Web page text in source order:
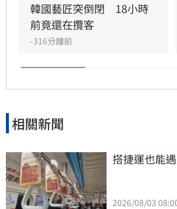
租約僅到明日(11日)。現已接獲2
韓國藝匠突倒閉　18小時
前竟還在攬客
-316分鐘前
相關新聞
搭捷運也能
2026/08/03